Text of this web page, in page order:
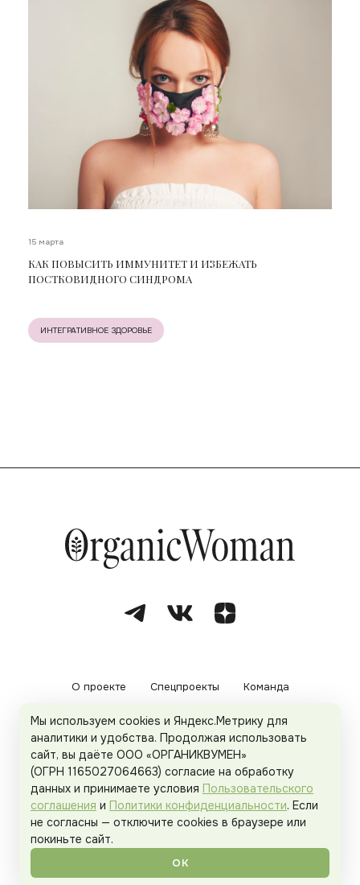
15 марта
КАК ПОВЫСИТЬ ИММУНИТЕТ И ИЗБЕЖАТЬ
ПОСТКОВИДНОГО СИНДРОМА
ИНТЕГРАТИВНОЕ ЗДОРОВЬЕ
О проекте Спецпроекты Команда
Рекламодателям Политика конфиденциальности
Пользовательское соглашение
Organicwoman.ru . Все права защищены.
Мы используем cookies и Яндекс.Метрику для
аналитики и удобства. Продолжая использовать
сайт, вы даёте ООО «ОРГАНИКВУМЕН»
(ОГРН 1165027064663) согласие на обработку
данных и принимаете условия Пользовательского
соглашения и Политики конфиденциальности. Если
не согласны — отключите cookies в браузере или
покиньте сайт.
ОК